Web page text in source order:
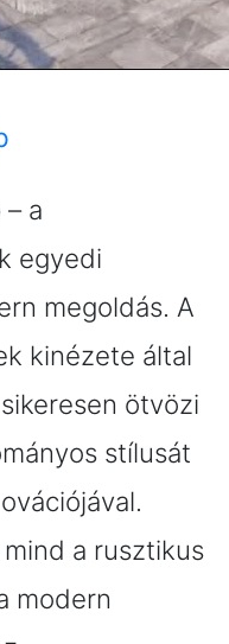
a
egyedi
megoldás. A
kinézete által
ötvözi
stílusát
a rusztikus
modern